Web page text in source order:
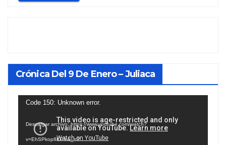
Crónica Del 9 De Enero – Juliaca
Reproductor
vídeo
Code 150: Unknown error.
Descargar archivo: https://www.youtube.com/watch?
v=EhSPkop8KPY&_=2